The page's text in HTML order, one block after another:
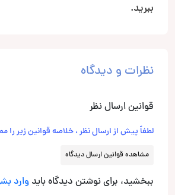
ببرید.
نظرات و دیدگاه
قوانین ارسال نظر
لطفاً پیش از ارسال نظر ، خلاصه قوانین زیر را
مشاهده قوانین ارسال دیدگاه
ببخشید، برای نوشتن دیدگاه باید وارد